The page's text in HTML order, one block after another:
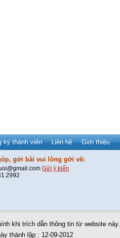
ký thành viên Liên hệ Giới thiệu
gởi bài vui lòng gởi về:
Gửi ý kiến
khi trích dẫn thông tin từ website này.
thành lập : 12-09-2012